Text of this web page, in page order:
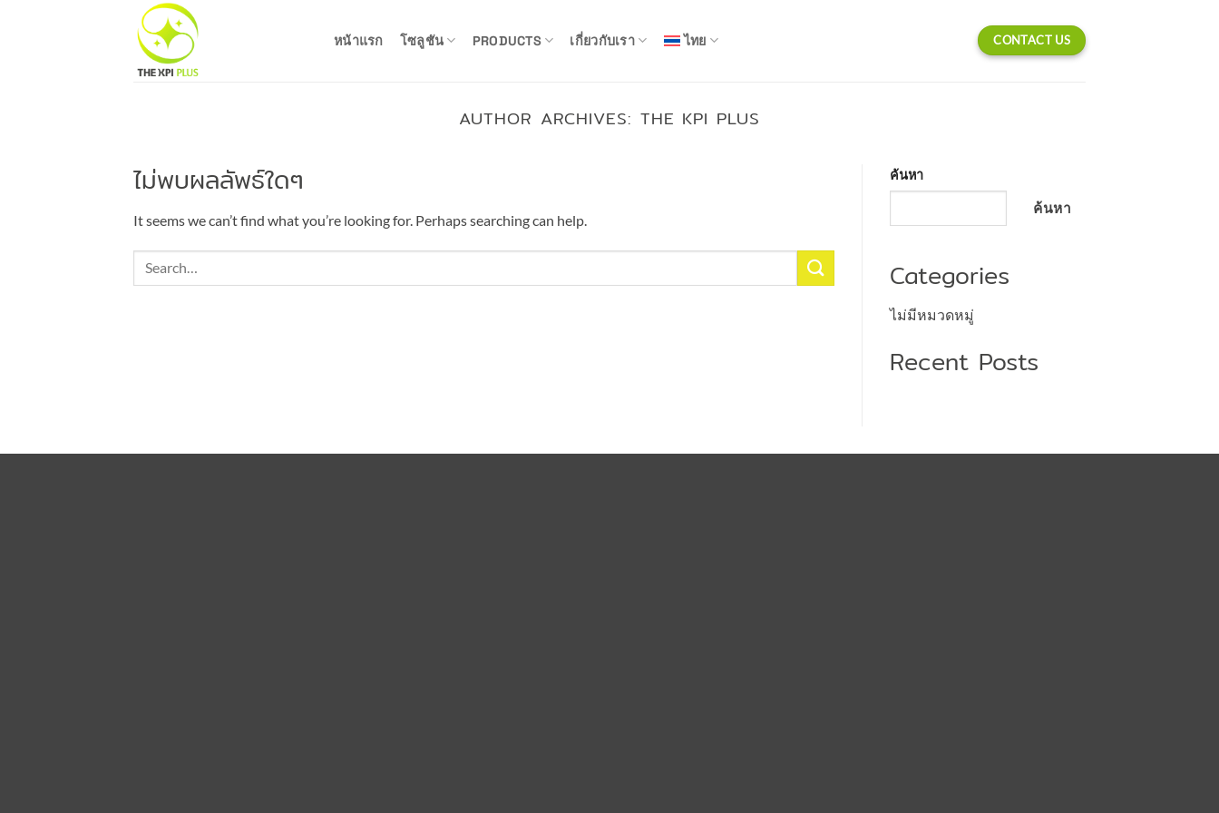
หน้าแรก โซลูชัน PRODUCTS เกี่ยวกับเรา ไทย CONTACT US
AUTHOR ARCHIVES: THE KPI PLUS
ไม่พบผลลัพธ์ใดๆ
It seems we can’t find what you’re looking for. Perhaps searching can help.
ค้นหา
ค้นหา
Categories
ไม่มีหมวดหมู่
Recent Posts